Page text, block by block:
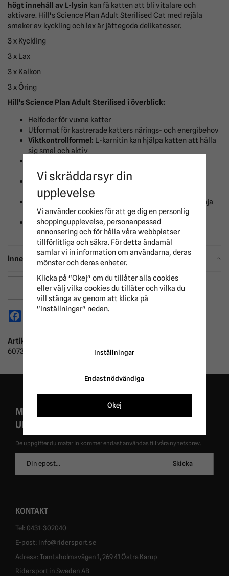
Innehåll
högt innehåll av L-lysin kan få katten att bli vitalare och
aktivare. Hill's Science Plan Adult Sterilised Cat med rejäla
smaker av kyckling och lax är jättegoda delikatesser.
3 x Kyckling
3 x Lax
3 x Kalkon
3 x Öring
Hill's Science Plan Adult Sterilised i överblick:
Helfoder för vuxna katter
Utformat för kastrerade katters närings- och energibehov
Viktkontrollformel: L-karnitin kan hjälpa katten att hålla
sig smal och aktiv
vitalitet
Avvägda mineralhalter:kan främja ett hälsosamt
urinsystem
Högkvalitativt protein: från
lax och kyckling kan främja
en slank muskelmassa
I praktiska 85 g portionspåsar
Spara som favorit
FacebookEmailPinterest
Artikelnummer:
607318
MISSA ALDRIG EXKLUSIVA KAMPANJER OCH
UNIKA ERBJUDANDEN!
De uppgifter du matar in kommer endast användas till våra nyhetsbrev.
postadress
Skicka
KONTAKT
Tel: 0431-302040
E-post: info@ridersport.se
Adress: Tomtaholmsvägen 1, 269 41 Östra Karup
Ridersport in Sweden AB
Vi skräddarsyr din
upplevelse
Vi använder cookies för att ge dig en personlig
shoppingupplevelse, personanpassad
annonsering och för hålla våra webbplatser
tillförlitliga och säkra. För detta ändamål
samlar vi in information om användarna, deras
mönster och deras enheter.
Klicka på "Okej" om du tillåter alla cookies
eller välj vilka cookies du tillåter och vilka du
vill stänga av genom att klicka på
"Inställningar" nedan.
Inställningar
Endast nödvändiga
Okej